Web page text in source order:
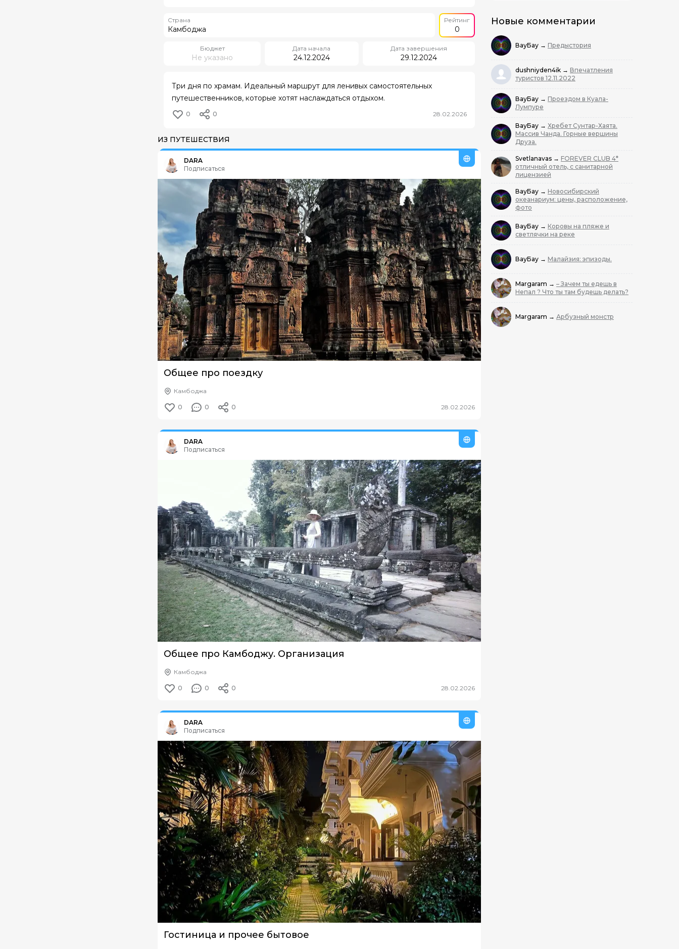
Новые комментарии
ВауБау → Предыстория
dushniyden4ik → Впечатления
туристов 12.11.2022
ВауБау → Проездом в Куала-
Лумпуре
ВауБау → Хребет Сунтар-Хаята.
Массив Чанда. Горные вершины
Друза.
Svetlanavas → FOREVER CLUB 4*
отличный отель, с санитарной
лицензией
ВауБау → Новосибирский
океанариум: цены, расположение,
фото
ВауБау → Коровы на пляже и
светлячки на реке
ВауБау → Малайзия: эпизоды.
Margaram → – Зачем ты едешь в
Непал ? Что ты там будешь делать?
Margaram → Арбузный монстр
Страна
Камбоджа
Рейтинг
0
Бюджет
Не указано
Дата начала
24.12.2024
Дата завершения
29.12.2024
Три дня по храмам. Идеальный маршрут для ленивых самостоятельных
путешественников, которые хотят наслаждаться отдыхом.
0 0 28.02.2026
ИЗ ПУТЕШЕСТВИЯ
Из путешествия:
DARA
Подписаться
Общее про поездку
Камбоджа
0 0 0 28.02.2026
Из путешествия:
DARA
Подписаться
Общее про Камбоджу. Организация
Камбоджа
0 0 0 28.02.2026
Из путешествия:
DARA
Подписаться
Гостиница и прочее бытовое